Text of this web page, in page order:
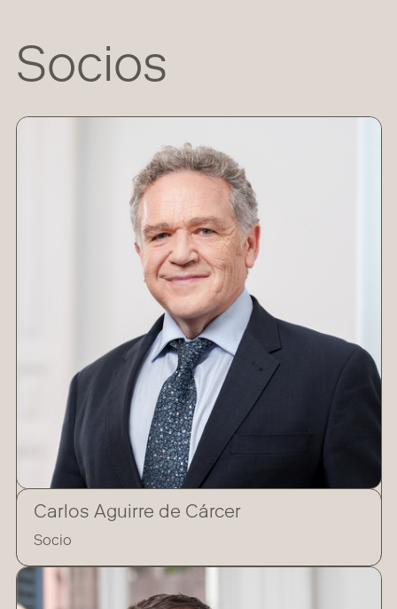
Socios
Carlos Aguirre de Cárcer
Socio